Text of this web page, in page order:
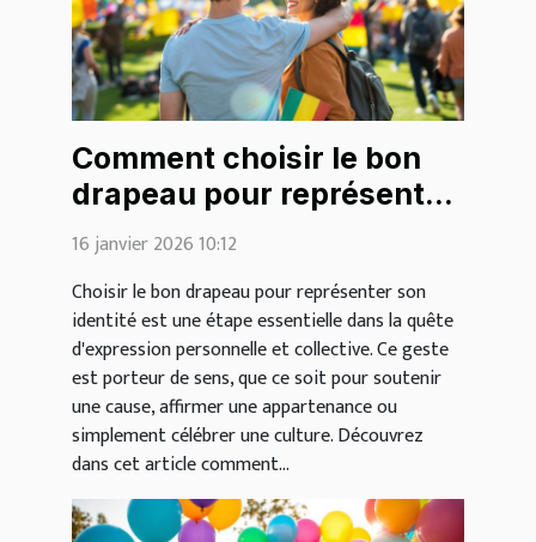
Comment choisir le bon
drapeau pour représenter
votre identité?
16 janvier 2026 10:12
Choisir le bon drapeau pour représenter son
identité est une étape essentielle dans la quête
d'expression personnelle et collective. Ce geste
est porteur de sens, que ce soit pour soutenir
une cause, affirmer une appartenance ou
simplement célébrer une culture. Découvrez
dans cet article comment...